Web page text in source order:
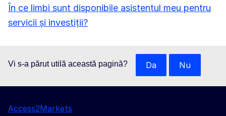
În ce limbi sunt disponibile asistentul meu pentru
servicii și investiții?
Vi s-a părut utilă această pagină? Da Nu
Access2Markets